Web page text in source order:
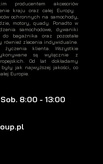
producentem akcesoriów
kraju oraz całej Europy.
ochronnych na samochody,
motory, quady. Ponadto w
samochodowe, dywaniki
bagażnika oraz pozostałe
również zlecenia indywidualne.
życzenia klienta. Wszystkie
są wyłącznie z
Od lat dokładamy
jak najwyższej jakości, co
Europie.
8:00 - 13:00